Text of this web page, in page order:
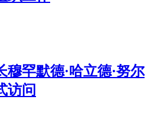
罕默德·哈立德·努尔
访问